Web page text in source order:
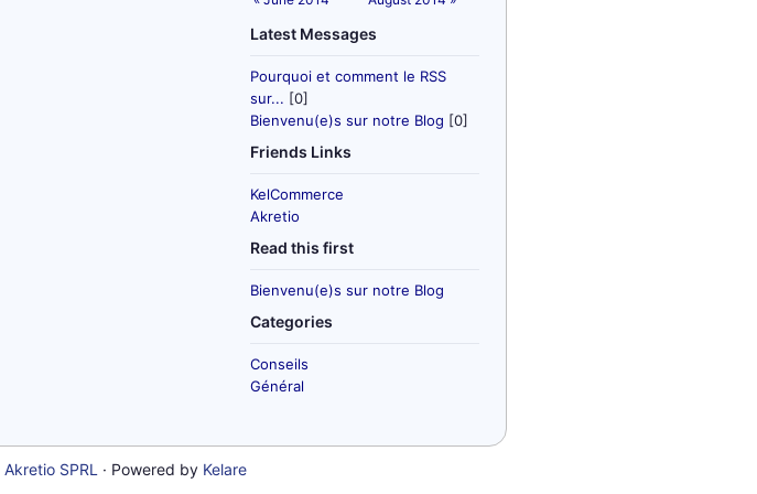
Latest Messages
Pourquoi et comment le RSS
sur... [0]
Bienvenu(e)s sur notre Blog [0]
Friends Links
KelCommerce
Akretio
Read this first
Bienvenu(e)s sur notre Blog
Categories
Conseils
Général
Akretio SPRL · Powered by Kelare